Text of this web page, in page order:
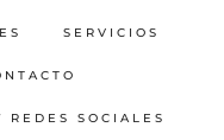
SERVICIOS
SOCIALES